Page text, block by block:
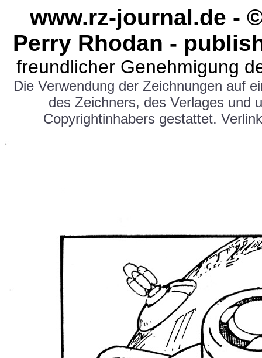
www.rz-journal.de -
Perry Rhodan -
freundlicher Genehmigung
Die Verwendung der Zeichnungen auf
des Zeichners, des Verlages und
Copyrightinhabers gestattet.